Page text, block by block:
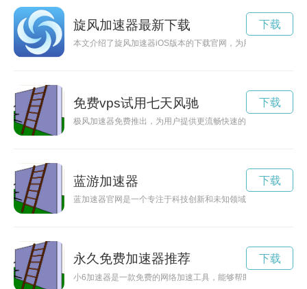
旋风加速器最新下载
本文介绍了旋风加速器iOS版本的下载官网，为用户提供更快速
下载
免费vps试用七天风驰
极风加速器免费推出，为用户提供更流畅快速的网络体验，让
下载
蓝游加速器
蓝加速器官网是一个专注于科技创新和未知领域探索的网站，
下载
永久免费加速器推荐
小6加速器是一款免费的网络加速工具，能够帮助用户提升网速
下载